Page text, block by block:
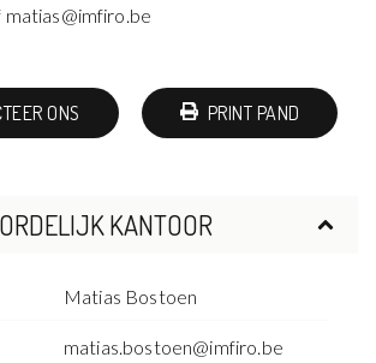
ONS PRINT PAND
KANTOOR
Matias Bostoen
matias.bostoen@imfiro.be